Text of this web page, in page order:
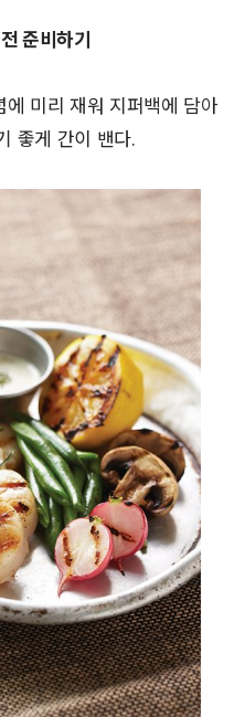
준비하기
미리 재워 지퍼백에 담아
좋게 간이 밴다.